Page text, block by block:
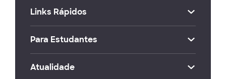
Links Rápidos
Para Estudantes
Atualidade